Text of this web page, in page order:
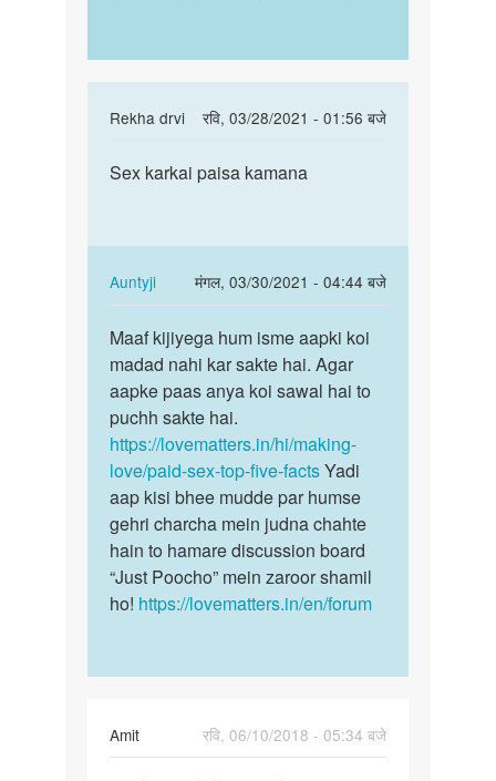
Rekha drvi
रवि, 03/28/2021 - 01:56 बजे
In
to
ki
sahi
age
samar
Sex
kamana
Sex karkai paisa kamana
Auntyji
मंगल, 03/30/2021 - 04:44 बजे
In
reply
to
Sex
karkai
paisa
kamana
by
Rekha
drvi
Maaf
kijiyega
hum
isme
aapki…
Maaf kijiyega hum isme aapki koi
madad nahi kar sakte hai. Agar
aapke paas anya koi sawal hai to
puchh sakte hai.
https://lovematters.in/hi/making-
love/paid-sex-top-five-factsYadi
aap kisi bhee mudde par humse
gehri charcha mein judna chahte
hain to hamare discussion board
“Just Poocho” mein zaroor shamil
ho! https://lovematters.in/en/forum
Amit
रवि, 06/10/2018 - 05:34 बजे